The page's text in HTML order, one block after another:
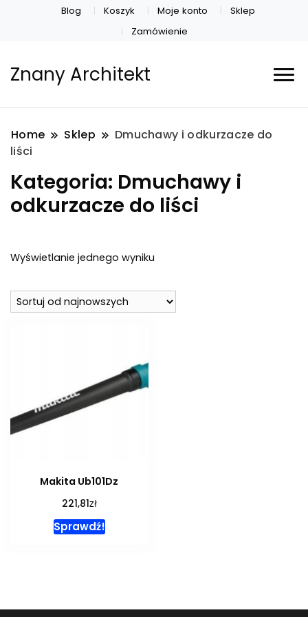
Blog Koszyk Moje konto
Sklep
Zamówienie
Znany Architekt
Home Sklep
Dmuchawy i odkurzacze do
liści
Kategoria: Dmuchawy i
odkurzacze do liści
Wyświetlanie jednego wyniku
Makita Ub101Dz
221,81zł
Sprawdź!